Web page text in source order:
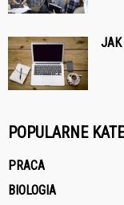
JAK
POPULARNE
PRACA
BIOLOGIA